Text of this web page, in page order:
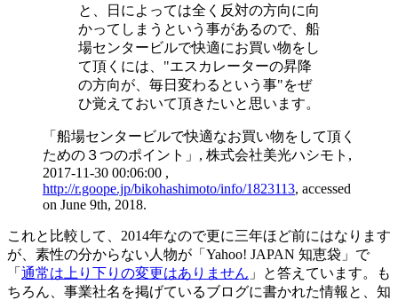
と、日によっては全く反対の方向に向
かってしまうという事があるので、船
場センタービルで快適にお買い物をし
て頂くには、"エスカレーターの昇降
の方向が、毎日変わるという事"をぜ
ひ覚えておいて頂きたいと思います。
「船場センタービルで快適なお買い物をして頂く
ための３つのポイント」, 株式会社美光ハシモト,
2017-11-30 00:06:00 ,
http://r.goope.jp/bikohashimoto/info/1823113, accessed
on June 9th, 2018.
これと比較して、2014年なので更に三年ほど前にはなります
が、素性の分からない人物が「Yahoo! JAPAN 知恵袋」で
「 通常は上り下りの変更はありません 」と答えています。も
ちろん、事業社名を掲げているブログに書かれた情報と、知